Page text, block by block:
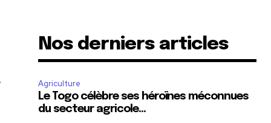
Nos derniers articles
Agriculture
Le Togo célèbre ses héroïnes méconnues
du secteur agricole…